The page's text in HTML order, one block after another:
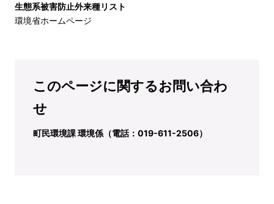
生態系被害防止外来種リスト
環境省ホームページ
このページに関するお問い合わ
せ
町民環境課 環境係（電話：019-611-2506）